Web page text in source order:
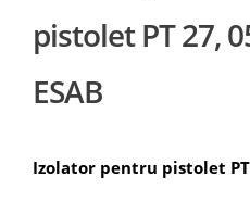
pistolet PT 27,
ESAB
Izolator pentru pistolet PT